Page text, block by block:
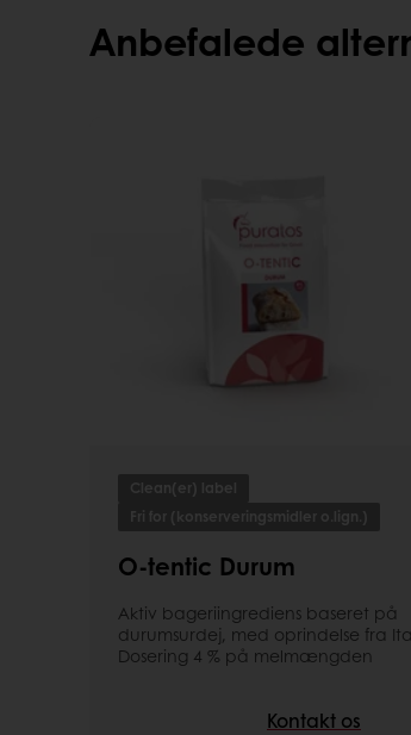
Anbefalede
Clean(er) label
Fri for (konserveringsmidler o.lign.)
O-tentic Durum
Aktiv bageriingrediens baseret på
durumsurdej, med oprindelse fra
Dosering 4 % på melmængden
Kontakt os